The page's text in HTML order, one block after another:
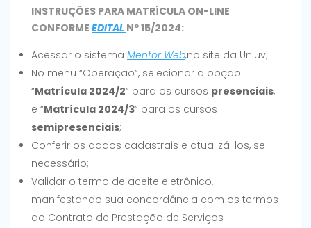
INSTRUÇÕES PARA MATRÍCULA ON-LINE
CONFORME EDITAL Nº 15/2024:
Acessar o sistema Mentor Web,no site da Uniuv;
No menu “Operação”, selecionar a opção
“Matrícula 2024/2” para os cursos presenciais,
e “Matrícula 2024/3” para os cursos
semipresenciais;
Conferir os dados cadastrais e atualizá-los, se
necessário;
Validar o termo de aceite eletrônico,
manifestando sua concordância com os termos
do Contrato de Prestação de Serviços